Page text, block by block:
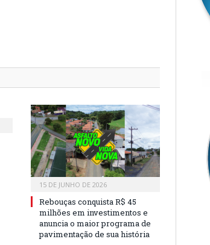
15 DE JUNHO DE 2026
Rebouças conquista R$ 45
milhões em investimentos e
anuncia o maior programa de
pavimentação de sua história